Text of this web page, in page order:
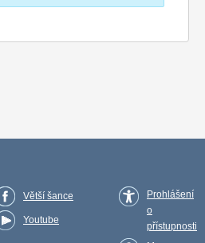
Větší šance
Youtube
Prohlášení
o
přístupnosti